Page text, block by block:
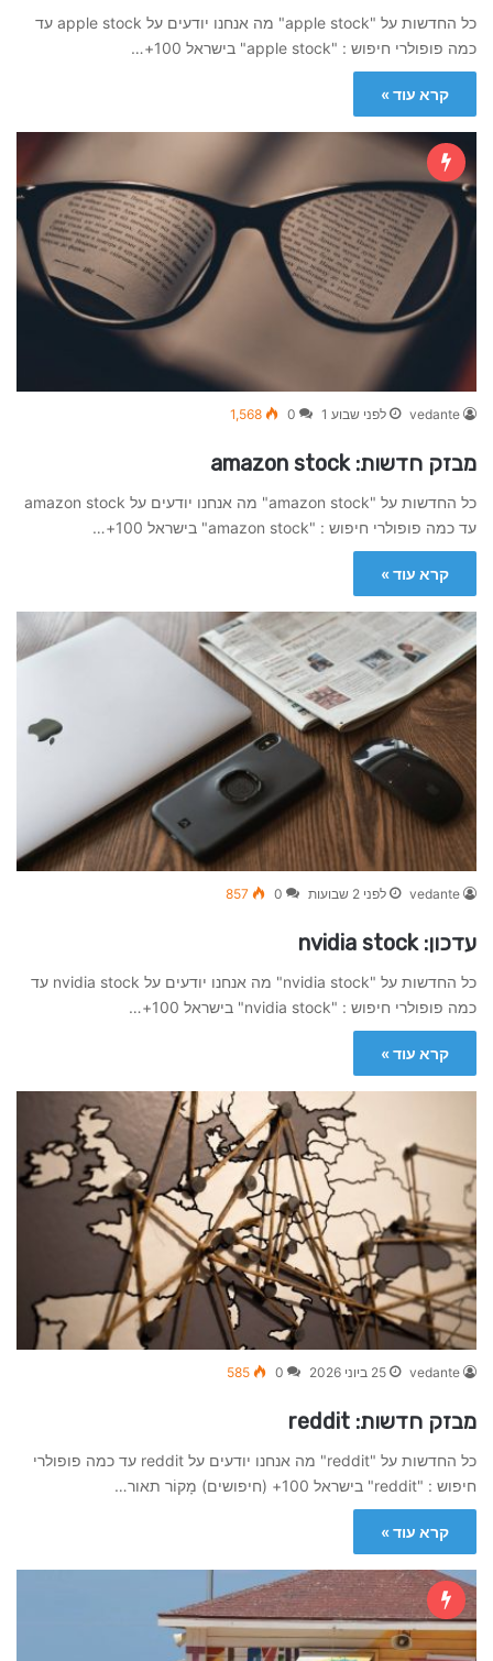
כל החדשות על "apple stock" מה אנחנו יודעים על apple stock עד
כמה פופולרי חיפוש : "apple stock" בישראל 100+…
קרא עוד »
vedante לפני שבוע 1 0
1,568
מבזק חדשות: amazon stock
כל החדשות על "amazon stock" מה אנחנו יודעים על amazon stock
עד כמה פופולרי חיפוש : "amazon stock" בישראל 100+…
קרא עוד »
vedante לפני 2 שבועות 0
857
עדכון: nvidia stock
כל החדשות על "nvidia stock" מה אנחנו יודעים על nvidia stock עד
כמה פופולרי חיפוש : "nvidia stock" בישראל 100+…
קרא עוד »
vedante 25 ביוני 2026 0
585
מבזק חדשות: reddit
כל החדשות על "reddit" מה אנחנו יודעים על reddit עד כמה פופולרי
חיפוש : "reddit" בישראל 100+ (חיפושים) מָקוֹר תאור…
קרא עוד »